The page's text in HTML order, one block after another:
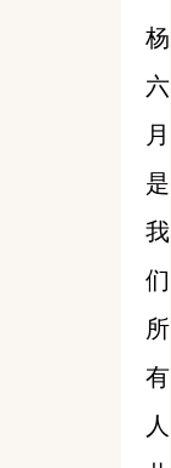
杨
六
月
是
我
们
所
有
人